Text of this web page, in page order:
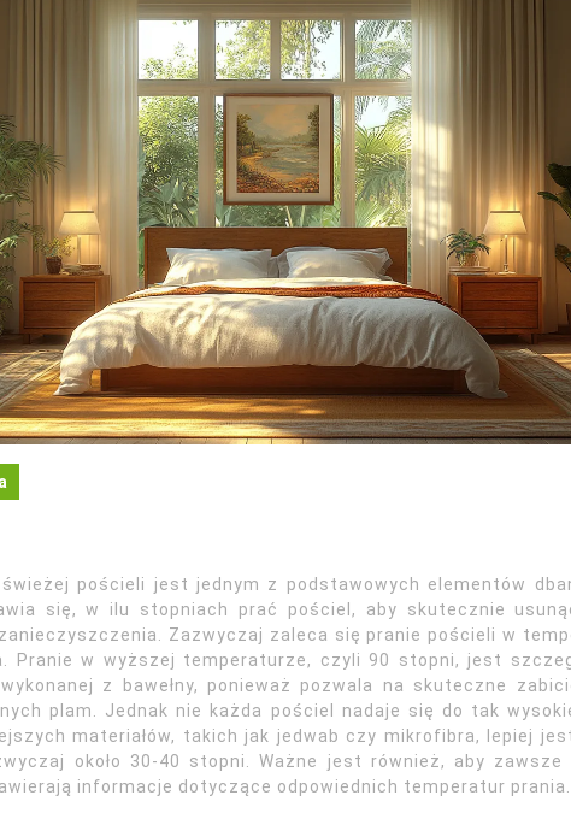
pościeli jest jednym z podstawowych elementów
się, w ilu stopniach prać pościel, aby skutecznie
Zazwyczaj zaleca się pranie pościeli w
Pranie w wyższej temperaturze, czyli 90 stopni, jest
z bawełny, ponieważ pozwala na skuteczne
plam. Jednak nie każda pościel nadaje się do tak
materiałów, takich jak jedwab czy mikrofibra, lepiej
około 30-40 stopni. Ważne jest również, aby
informacje dotyczące odpowiednich temperatur prania.